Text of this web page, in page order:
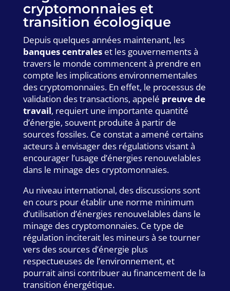
cryptomonnaies et
transition écologique
Depuis quelques années maintenant, les
banques centraleset les gouvernements à
travers le monde commencent à prendre en
compte les implications environnementales
des cryptomonnaies. En effet, le processus de
validation des transactions, appelé preuve de
travail, requiert une importante quantité
d’énergie, souvent produite à partir de
sources fossiles. Ce constat a amené certains
acteurs à envisager des régulations visant à
encourager l’usage d’énergies renouvelables
dans le minage des cryptomonnaies.
Au niveau international, des discussions sont
en cours pour établir une norme minimum
d’utilisation d’énergies renouvelables dans le
minage des cryptomonnaies. Ce type de
régulation inciterait les mineurs à se tourner
vers des sources d’énergie plus
respectueuses de l’environnement, et
pourrait ainsi contribuer au financement de la
transition énergétique.